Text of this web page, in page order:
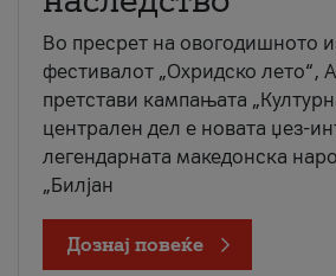
Во пресрет на овогодишното
фестивалот „Охридско лето“,
претстави кампањата
централен дел е новата џез-
легендарната македонска
„Билјан
Дознај повеќе